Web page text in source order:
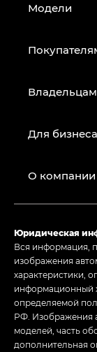
Модели
Владельцам
Для бизнеса
О компании
Юридическая
Вся информация,
изображения
характеристики,
информационный
определяемой
РФ. Изображения
моделей, часть
дополнительная